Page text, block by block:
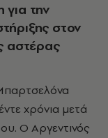
την
στον
αστέρας
χρόνια μετά
Ο Αργεντινός